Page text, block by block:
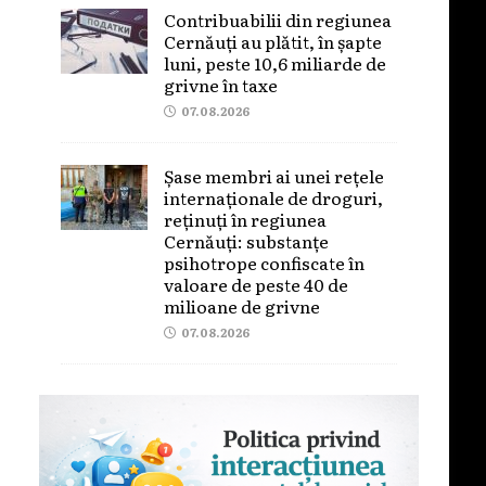
Contribuabilii din regiunea
Cernăuți au plătit, în șapte
luni, peste 10,6 miliarde de
grivne în taxe
07.08.2026
Șase membri ai unei rețele
internaționale de droguri,
reținuți în regiunea
Cernăuți: substanțe
psihotrope confiscate în
valoare de peste 40 de
milioane de grivne
07.08.2026